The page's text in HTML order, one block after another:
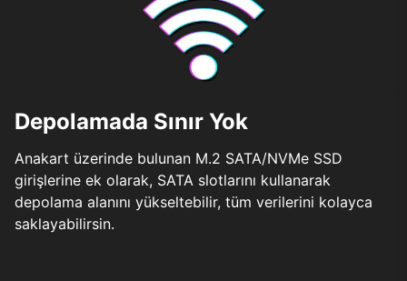
Depolamada Sınır Yok
Anakart üzerinde bulunan M.2 SATA/NVMe SSD
girişlerine ek olarak, SATA slotlarını kullanarak
depolama alanını yükseltebilir, tüm verilerini kolayca
saklayabilirsin.